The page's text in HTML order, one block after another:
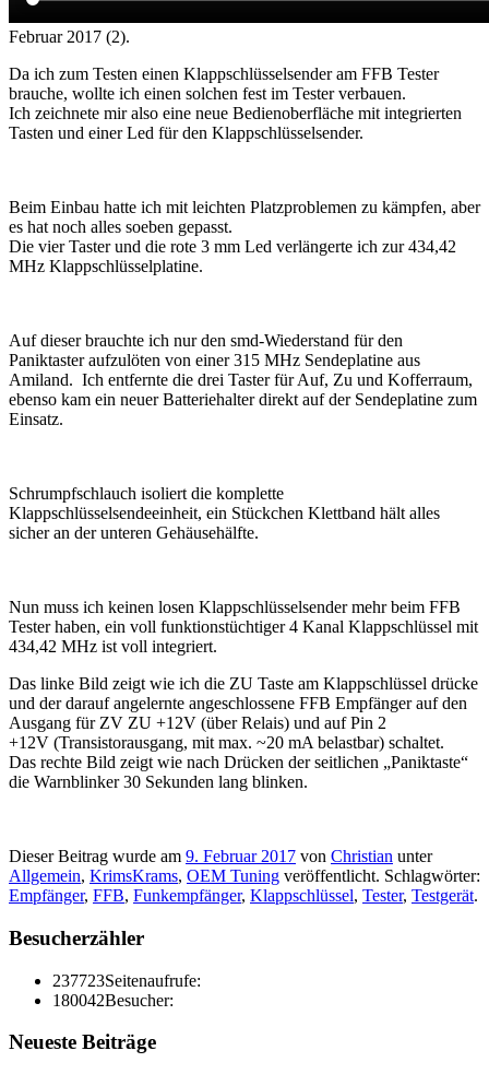
Februar 2017 (2).
Da ich zum Testen einen Klappschlüsselsender am FFB Tester
brauche, wollte ich einen solchen fest im Tester verbauen.
Ich zeichnete mir also eine neue Bedienoberfläche mit integrierten
Tasten und einer Led für den Klappschlüsselsender.
Beim Einbau hatte ich mit leichten Platzproblemen zu kämpfen, aber
es hat noch alles soeben gepasst.
Die vier Taster und die rote 3 mm Led verlängerte ich zur 434,42
MHz Klappschlüsselplatine.
Auf dieser brauchte ich nur den smd-Wiederstand für den
Paniktaster aufzulöten von einer 315 MHz Sendeplatine aus
Amiland. Ich entfernte die drei Taster für Auf, Zu und Kofferraum,
ebenso kam ein neuer Batteriehalter direkt auf der Sendeplatine zum
Einsatz.
Schrumpfschlauch isoliert die komplette
Klappschlüsselsendeeinheit, ein Stückchen Klettband hält alles
sicher an der unteren Gehäusehälfte.
Nun muss ich keinen losen Klappschlüsselsender mehr beim FFB
Tester haben, ein voll funktionstüchtiger 4 Kanal Klappschlüssel mit
434,42 MHz ist voll integriert.
Das linke Bild zeigt wie ich die ZU Taste am Klappschlüssel drücke
und der darauf angelernte angeschlossene FFB Empfänger auf den
Ausgang für ZV ZU +12V (über Relais) und auf Pin 2
+12V (Transistorausgang, mit max. ~20 mA belastbar) schaltet.
Das rechte Bild zeigt wie nach Drücken der seitlichen „Paniktaste“
die Warnblinker 30 Sekunden lang blinken.
Dieser Beitrag wurde am 9. Februar 2017 von Christian unter
Allgemein, KrimsKrams, OEM Tuning veröffentlicht. Schlagwörter:
Empfänger, FFB, Funkempfänger, Klappschlüssel, Tester, Testgerät.
Besucherzähler
237723Seitenaufrufe:
180042Besucher:
Neueste Beiträge